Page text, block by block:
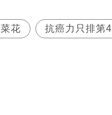
花 抗癌力只排第4